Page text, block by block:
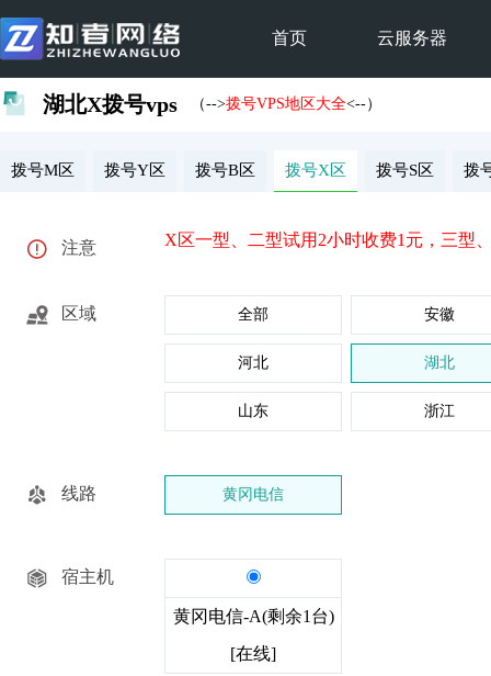
首页 云服务器
湖北X拨号vps （-->拨号VPS地区大全<--）
拨号M区 拨号Y区 拨号B区 拨号X区 拨号S区 拨
注意 X区一型、二型试用2小时收费1元，三型
区域 全部 安徽
河北 湖北
山东 浙江
线路 黄冈电信
宿主机
黄冈电信-A(剩余1台)
[在线]